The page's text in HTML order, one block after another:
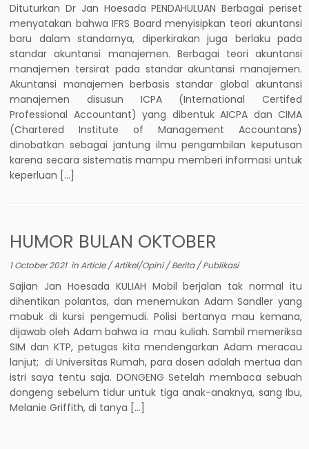
Dituturkan Dr Jan Hoesada PENDAHULUAN Berbagai periset
menyatakan bahwa IFRS Board menyisipkan teori akuntansi
baru dalam standarnya, diperkirakan juga berlaku pada
standar akuntansi manajemen. Berbagai teori akuntansi
manajemen tersirat pada standar akuntansi manajemen.
Akuntansi manajemen berbasis standar global akuntansi
manajemen disusun ICPA (International Certifed
Professional Accountant) yang dibentuk AICPA dan CIMA
(Chartered Institute of Management Accountans)
dinobatkan sebagai jantung ilmu pengambilan keputusan
karena secara sistematis mampu memberi informasi untuk
keperluan […]
HUMOR BULAN OKTOBER
1 October 2021inArticle/Artikel/Opini/Berita/Publikasi
Sajian Jan Hoesada KULIAH Mobil berjalan tak normal itu
dihentikan polantas, dan menemukan Adam Sandler yang
mabuk di kursi pengemudi. Polisi bertanya mau kemana,
dijawab oleh Adam bahwa ia mau kuliah. Sambil memeriksa
SIM dan KTP, petugas kita mendengarkan Adam meracau
lanjut; di Universitas Rumah, para dosen adalah mertua dan
istri saya tentu saja. DONGENG Setelah membaca sebuah
dongeng sebelum tidur untuk tiga anak-anaknya, sang Ibu,
Melanie Griffith, di tanya […]